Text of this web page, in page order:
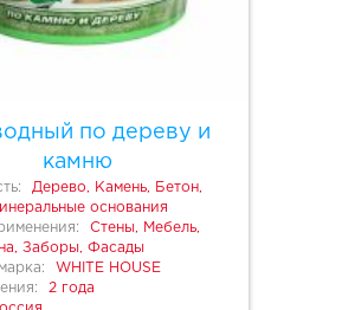
по дереву и
камню
Дерево, Камень, Бетон,
основания
Стены, Мебель,
Заборы, Фасады
WHITE HOUSE
2 года